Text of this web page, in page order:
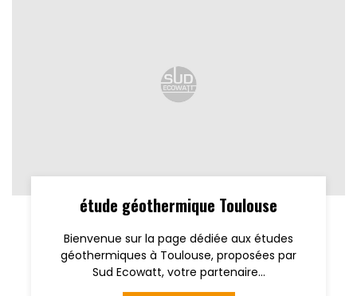
étude géothermique Toulouse
Bienvenue sur la page dédiée aux études
géothermiques à Toulouse, proposées par
Sud Ecowatt, votre partenaire...